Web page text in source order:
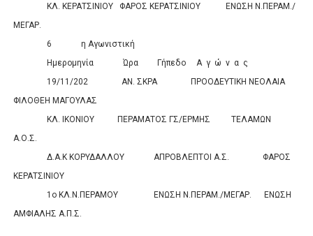
ΚΛ. ΚΕΡΑΤΣΙΝΙΟΥ
ΦΑΡΟΣ ΚΕΡΑΤΣΙΝΙΟΥ
ΕΝΩΣΗ Ν.ΠΕΡΑΜ./
ΜΕΓΑΡ.
6
η Αγωνιστική
Ημερομηνία
Ώρα Γήπεδο Α γ ώ ν α ς
19/11/202
ΑΝ. ΣΚΡΑ
ΠΡΟΟΔΕΥΤΙΚΗ ΝΕΟΛΑΙΑ
ΦΙΛΟΘΕΗ ΜΑΓΟΥΛΑΣ
ΚΛ. ΙΚΟΝΙΟΥ
ΠΕΡΑΜΑΤΟΣ ΓΣ/ΕΡΜΗΣ
ΤΕΛΑΜΩΝ
Α.Ο.Σ.
Δ.Α.Κ ΚΟΡΥΔΑΛΛΟΥ
ΑΠΡΟΒΛΕΠΤΟΙ Α.Σ.
ΦΑΡΟΣ
ΚΕΡΑΤΣΙΝΙΟΥ
1ο ΚΛ.Ν.ΠΕΡΑΜΟΥ
ΕΝΩΣΗ Ν.ΠΕΡΑΜ./ΜΕΓΑΡ.
ΕΝΩΣΗ
ΑΜΦΙΑΛΗΣ Α.Π.Σ.